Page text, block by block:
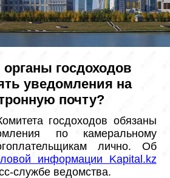
органы госдоходов
уведомления на
почту?
по камеральному
лично. Об
информации Kapital.kz
службе ведомства.